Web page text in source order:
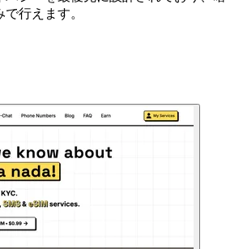
行えます。